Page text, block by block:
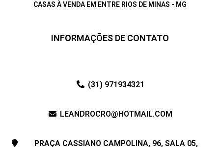
CASAS À VENDA EM ENTRE RIOS DE MINAS - MG
INFORMAÇÕES DE CONTATO
(31) 971934321
LEANDROCRO@HOTMAIL.COM
PRAÇA CASSIANO CAMPOLINA, 96, SALA 05,